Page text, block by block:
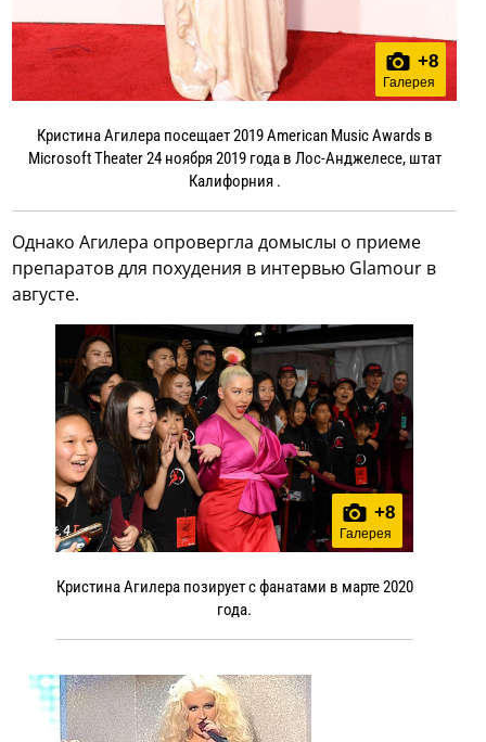
+8
Галерея
Кристина Агилера посещает 2019 American Music Awards в
Microsoft Theater 24 ноября 2019 года в Лос-Анджелесе, штат
Калифорния .
Однако Агилера опровергла домыслы о приеме
препаратов для похудения в интервью Glamour в
августе.
+8
Галерея
Кристина Агилера позирует с фанатами в марте 2020
года.